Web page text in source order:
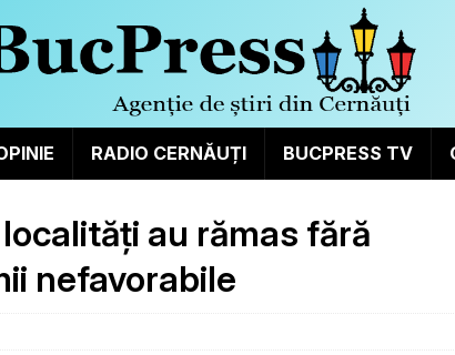
RADIO CERNĂUȚI BUCPRESS TV
au rămas fără
nefavorabile